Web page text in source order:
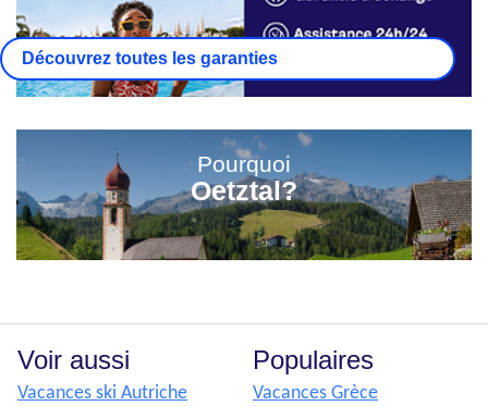
Découvrez toutes les garanties
Pourquoi
Oetztal?
Voir aussi
Vacances ski Autriche
Populaires
Vacances Grèce